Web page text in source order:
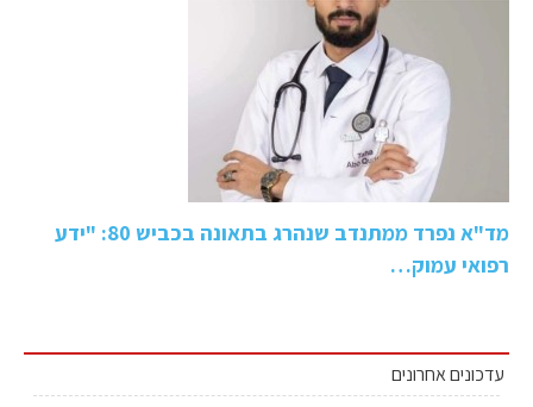
מד"א נפרד ממתנדב שנהרג בתאונה בכביש 80: "ידע
רפואי עמוק…
עדכונים אחרונים